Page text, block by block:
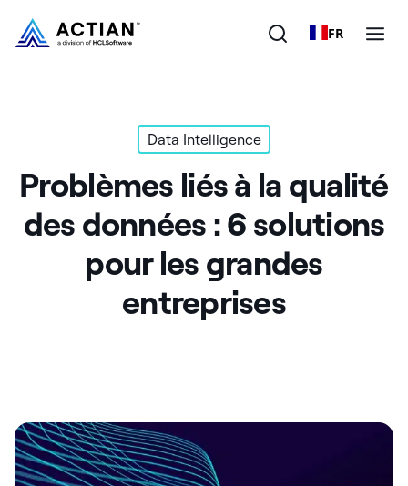
FR
Clients
Data Intelligence
Problèmes liés à la qualité
des données : 6 solutions
pour les grandes
entreprises